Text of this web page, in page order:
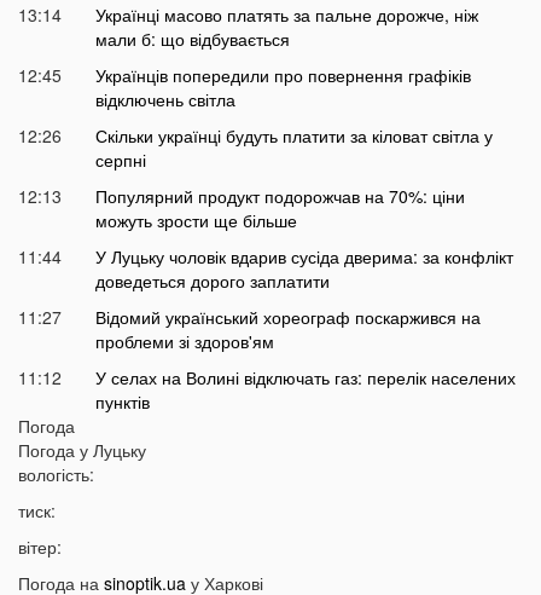
13:14
Українці масово платять за пальне дорожче, ніж
мали б: що відбувається
12:45
Українців попередили про повернення графіків
відключень світла
12:26
Скільки українці будуть платити за кіловат світла у
серпні
12:13
Популярний продукт подорожчав на 70%: ціни
можуть зрости ще більше
11:44
У Луцьку чоловік вдарив сусіда дверима: за конфлікт
доведеться дорого заплатити
11:27
Відомий український хореограф поскаржився на
проблеми зі здоров'ям
11:12
У селах на Волині відключать газ: перелік населених
пунктів
10:56
10:43
Погода
Погода у Луцьку
вологість:
тиск:
вітер:
Погода на sinoptik.ua у Харкові